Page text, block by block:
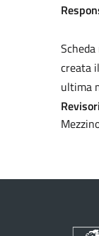
creata
ultima